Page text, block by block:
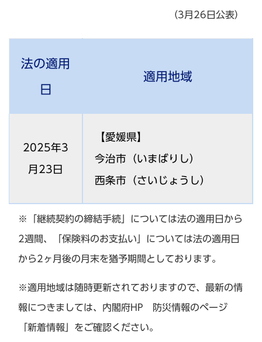
（3月26日公表）
法の適用
日
適用地域
2025年3
月23日
【愛媛県】
今治市（いまばりし）
西条市（さいじょうし）
※「継続契約の締結手続」については法の適用日から
2週間、「保険料のお支払い」については法の適用日
から2ヶ月後の月末を猶予期間としております。
※適用地域は随時更新されておりますので、最新の情
報につきましては、内閣府HP 防災情報のページ
「新着情報」をご確認ください。